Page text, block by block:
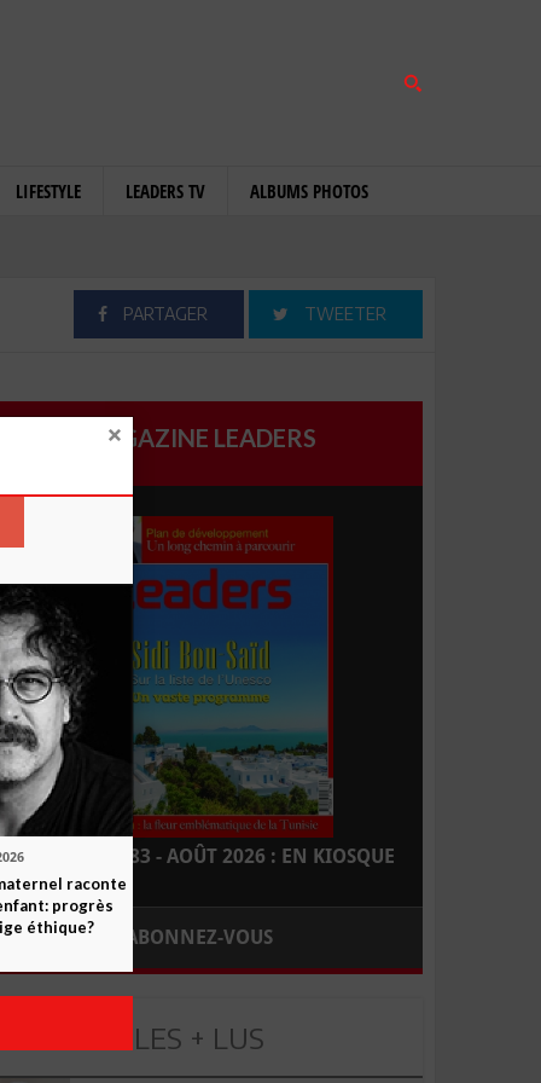
LIFESTYLE LEADERS TV ALBUMS PHOTOS
PARTAGER TWEETER
MAGAZINE LEADERS
LEADERS N° 183 - AOÛT 2026 : EN KIOSQUE
ABONNEZ-VOUS
LES + LUS
raconte
progrès
éthique?